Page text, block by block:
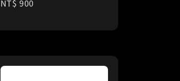
Regular
NT$ 900